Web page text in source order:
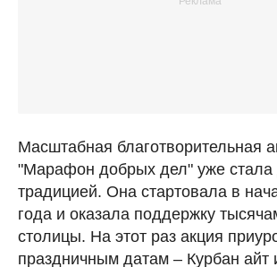
Масштабная благотворительная
"Марафон добрых дел" уже стала
традицией. Она стартовала в
года и оказала поддержку
столицы. На этот раз акция
праздничным датам – Курбан айт